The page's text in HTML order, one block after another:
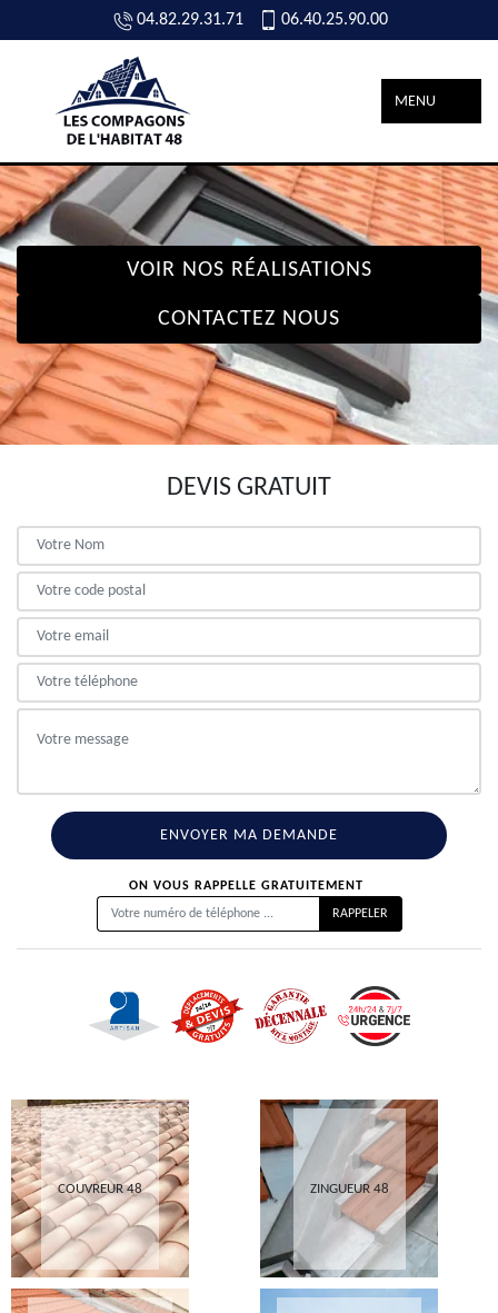
04.82.29.31.71 06.40.25.90.00
MENU
VOIR NOS RÉALISATIONS
CONTACTEZ NOUS
DEVIS GRATUIT
ON VOUS RAPPELLE GRATUITEMENT
COUVREUR 48 ZINGUEUR 48